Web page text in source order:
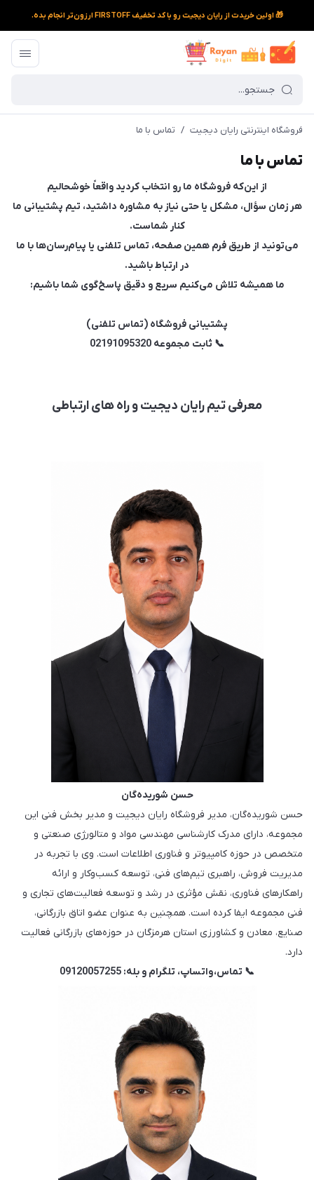
🎁 اولین خریدت از رایان دیجیت رو با کد تخفیف FIRSTOFF ارزون‌تر انجام بده.
فروشگاه اینترنتی رایان دیجیت / تماس با ما
تماس با ما
از این‌که فروشگاه ما رو انتخاب کردید واقعاً خوشحالیم
هر زمان سؤال، مشکل یا حتی نیاز به مشاوره داشتید، تیم پشتیبانی ما
کنار شماست.
می‌تونید از طریق فرم همین صفحه، تماس تلفنی یا پیام‌رسان‌ها با ما
در ارتباط باشید.
ما همیشه تلاش می‌کنیم سریع و دقیق پاسخ‌گوی شما باشیم:
پشتیبانی فروشگاه (تماس تلفنی)
📞 ثابت مجموعه 02191095320
معرفی تیم رایان دیجیت و راه های ارتباطی
حسن شوریده‌گان
حسن شوریده‌گان، مدیر فروشگاه رایان دیجیت و مدیر بخش فنی این
مجموعه، دارای مدرک کارشناسی مهندسی مواد و متالورژی صنعتی و
متخصص در حوزه کامپیوتر و فناوری اطلاعات است. وی با تجربه در
مدیریت فروش، راهبری تیم‌های فنی، توسعه کسب‌وکار و ارائه
راهکارهای فناوری، نقش مؤثری در رشد و توسعه فعالیت‌های تجاری و
فنی مجموعه ایفا کرده است. همچنین به عنوان عضو اتاق بازرگانی،
صنایع، معادن و کشاورزی استان هرمزگان در حوزه‌های بازرگانی فعالیت
دارد.
📞 تماس،واتساپ، تلگرام و بله: 09120057255